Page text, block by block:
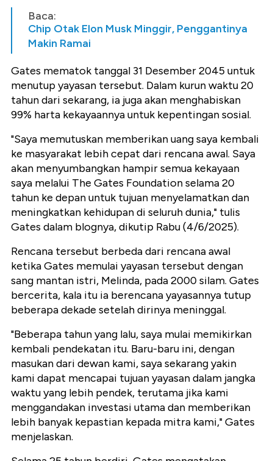
Baca:
Chip Otak Elon Musk Minggir, Penggantinya
Makin Ramai
Gates mematok tanggal 31 Desember 2045 untuk
menutup yayasan tersebut. Dalam kurun waktu 20
tahun dari sekarang, ia juga akan menghabiskan
99% harta kekayaannya untuk kepentingan sosial.
"Saya memutuskan memberikan uang saya kembali
ke masyarakat lebih cepat dari rencana awal. Saya
akan menyumbangkan hampir semua kekayaan
saya melalui The Gates Foundation selama 20
tahun ke depan untuk tujuan menyelamatkan dan
meningkatkan kehidupan di seluruh dunia," tulis
Gates dalam blognya, dikutip Rabu (4/6/2025).
Rencana tersebut berbeda dari rencana awal
ketika Gates memulai yayasan tersebut dengan
sang mantan istri, Melinda, pada 2000 silam. Gates
bercerita, kala itu ia berencana yayasannya tutup
beberapa dekade setelah dirinya meninggal.
"Beberapa tahun yang lalu, saya mulai memikirkan
kembali pendekatan itu. Baru-baru ini, dengan
masukan dari dewan kami, saya sekarang yakin
kami dapat mencapai tujuan yayasan dalam jangka
waktu yang lebih pendek, terutama jika kami
menggandakan investasi utama dan memberikan
lebih banyak kepastian kepada mitra kami," Gates
menjelaskan.